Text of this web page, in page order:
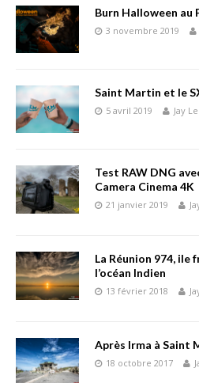
Burn Halloween au
3 novembre 2019
Saint Martin et le
5 avril 2019 Jay
Test RAW DNG
Camera Cinema 4K
21 janvier 2019
La Réunion 974, ile
l’océan Indien
13 février 2018
Après Irma à Saint
18 octobre 2017